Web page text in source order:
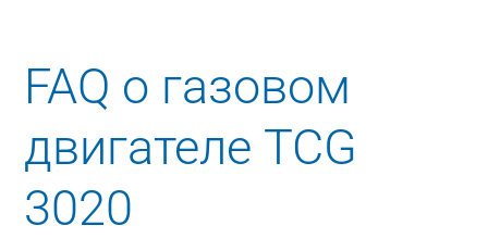
FAQ о газовом
двигателе TCG
3020